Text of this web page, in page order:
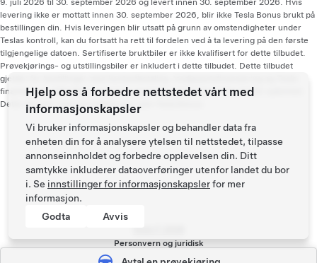
9. juli 2026 til 30. september 2026 og levert innen 30. september 2026. Hvis
levering ikke er mottatt innen 30. september 2026, blir ikke Tesla Bonus brukt på
bestillingen din. Hvis leveringen blir utsatt på grunn av omstendigheter under
Teslas kontroll, kan du fortsatt ha rett til fordelen ved å ta levering på den første
tilgjengelige datoen. Sertifiserte bruktbiler er ikke kvalifisert for dette tilbudet.
Prøvekjørings- og utstillingsbiler er inkludert i dette tilbudet. Dette tilbudet
gjelder for bestillinger med kontantbetaling, tredjepartsfinansiering og Tesla-
finansiering. Offentlige insentiver og tredjepartsprogrammer forblir upåvirket.
Dette tilbudet vises på bilfakturaen som Tesla Bonus.
Bunntekstmeny
Personvern og juridisk
Nyheter
Hjelp oss å forbedre nettstedet vårt med
informasjonskapsler
Vi bruker informasjonskapsler og behandler data fra
enheten din for å analysere ytelsen til nettstedet, tilpasse
annonseinnholdet og forbedre opplevelsen din. Ditt
samtykke inkluderer dataoverføringer utenfor landet du bor
i. Se innstillinger for informasjonskapslerfor mer
informasjon.
Godta
Avvis